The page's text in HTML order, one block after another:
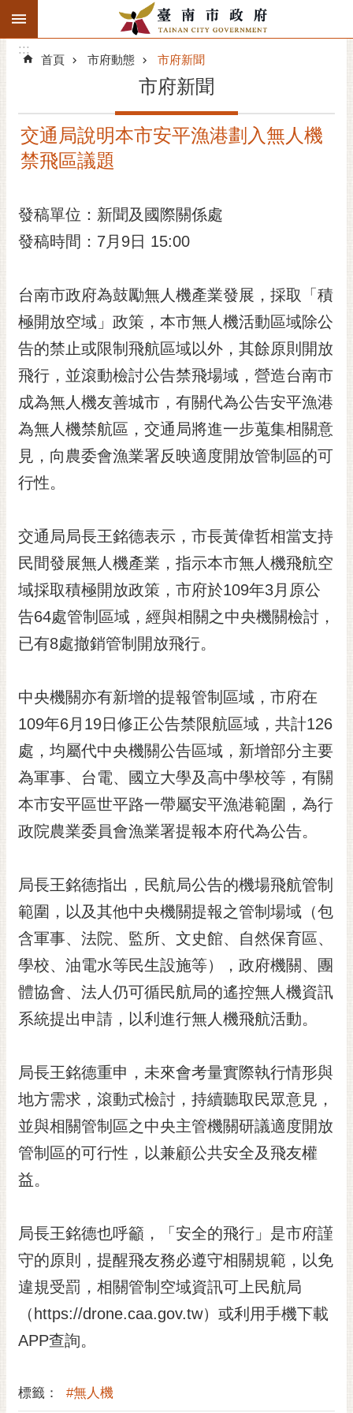
跳到主要內容區塊
搜
階
精彩府城
市府團隊
主題服務
市政資訊
市民互動
黃
哲
光
花
泉
桐
花
祭
網
站
導
覽
訂
閱
RSS
訂
閱
電
子
報
民
信
箱
English
日
本
私
權
及
安
全
政
策
資
料
放
交
:::
:::
首頁 市府動態 市府新聞
市府新聞
交通局說明本市安平漁港劃入無人機
禁飛區議題
發稿單位：新聞及國際關係處
發稿時間：7月9日 15:00
台南市政府為鼓勵無人機產業發展，採取「積
極開放空域」政策，本市無人機活動區域除公
告的禁止或限制飛航區域以外，其餘原則開放
飛行，並滾動檢討公告禁飛場域，營造台南市
成為無人機友善城市，有關代為公告安平漁港
為無人機禁航區，交通局將進一步蒐集相關意
見，向農委會漁業署反映適度開放管制區的可
行性。
交通局局長王銘德表示，市長黃偉哲相當支持
民間發展無人機產業，指示本市無人機飛航空
域採取積極開放政策，市府於109年3月原公
告64處管制區域，經與相關之中央機關檢討，
已有8處撤銷管制開放飛行。
中央機關亦有新增的提報管制區域，市府在
109年6月19日修正公告禁限航區域，共計126
處，均屬代中央機關公告區域，新增部分主要
為軍事、台電、國立大學及高中學校等，有關
本市安平區世平路一帶屬安平漁港範圍，為行
政院農業委員會漁業署提報本府代為公告。
局長王銘德指出，民航局公告的機場飛航管制
範圍，以及其他中央機關提報之管制場域（包
含軍事、法院、監所、文史館、自然保育區、
學校、油電水等民生設施等），政府機關、團
體協會、法人仍可循民航局的遙控無人機資訊
系統提出申請，以利進行無人機飛航活動。
局長王銘德重申，未來會考量實際執行情形與
地方需求，滾動式檢討，持續聽取民眾意見，
並與相關管制區之中央主管機關研議適度開放
管制區的可行性，以兼顧公共安全及飛友權
益。
局長王銘德也呼籲，「安全的飛行」是市府謹
守的原則，提醒飛友務必遵守相關規範，以免
違規受罰，相關管制空域資訊可上民航局
（https://drone.caa.gov.tw）或利用手機下載
APP查詢。
標籤： #無人機